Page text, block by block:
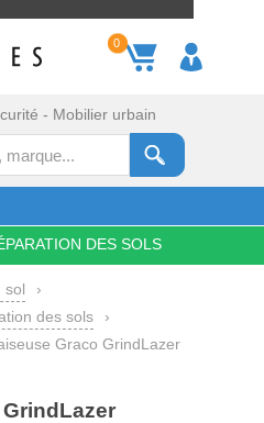
0
- Mobilier urbain
DES SOLS
sol
›
des sols
›
Graco GrindLazer